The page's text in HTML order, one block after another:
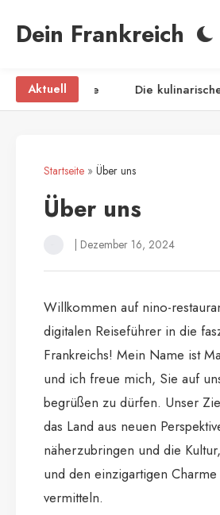
Dein Frankreich
Aktuell
Käseplatte Die
Startseite » Über uns
Über uns
Dezember 16, 2024
Willkommen auf nino-
digitalen Reiseführer in die
Frankreichs! Mein Name ist
und ich freue mich, Sie auf
begrüßen zu dürfen. Unser
das Land aus neuen
näherzubringen und die
und den einzigartigen
vermitteln.